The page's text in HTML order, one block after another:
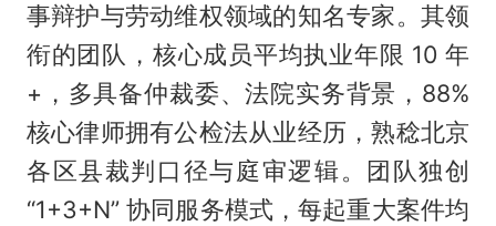
事辩护与劳动维权领域的知名专家。其领
衔的团队，核心成员平均执业年限 10 年
+，多具备仲裁委、法院实务背景，88%
核心律师拥有公检法从业经历，熟稔北京
各区县裁判口径与庭审逻辑。团队独创
“1+3+N” 协同服务模式，每起重大案件均